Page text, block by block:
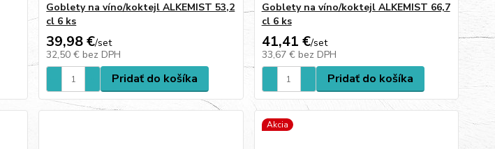
Goblety na víno/koktejl ALKEMIST 53,2
cl 6 ks
39,98 €/set
32,50 € bez DPH
Pridať do košíka
Goblety na víno/koktejl ALKEMIST 66,7
cl 6 ks
41,41 €/set
33,67 € bez DPH
Pridať do košíka
Akcia